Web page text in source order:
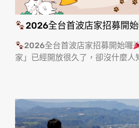
2026全台首波店家招募開
2026全台首波店家招募開始囉
家」已經開放很久了，卻沒什麼人